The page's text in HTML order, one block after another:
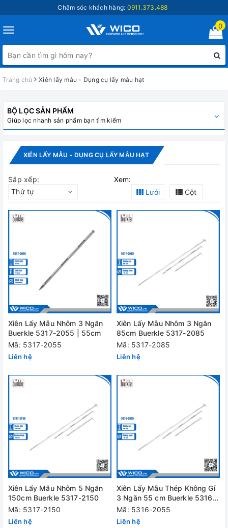
Chăm sóc khách hàng: 0911.373.488
Toggle
navigation
0
Trang chủ Xiên lấy mẫu - Dụng cụ lấy mẫu hạt
BỘ LỌC SẢN PHẨM
Giúp lọc nhanh sản phẩm bạn tìm kiếm
XIÊN LẤY MẪU - DỤNG CỤ LẤY MẪU HẠT
Sắp xếp:
Thứ tự
Xem:
Lưới
Cột
Xiên Lấy Mẫu Nhôm 3 Ngăn
Buerkle 5317-2055 | 55cm
Mã: 5317-2055
Liên hệ
Xiên Lấy Mẫu Nhôm 3 Ngăn
85cm Buerkle 5317-2085
Mã: 5317-2085
Liên hệ
Xiên Lấy Mẫu Nhôm 5 Ngăn
150cm Buerkle 5317-2150
Mã: 5317-2150
Liên hệ
Xiên Lấy Mẫu Thép Không Gỉ
3 Ngăn 55 cm Buerkle 5316-
2055
Mã: 5316-2055
Liên hệ